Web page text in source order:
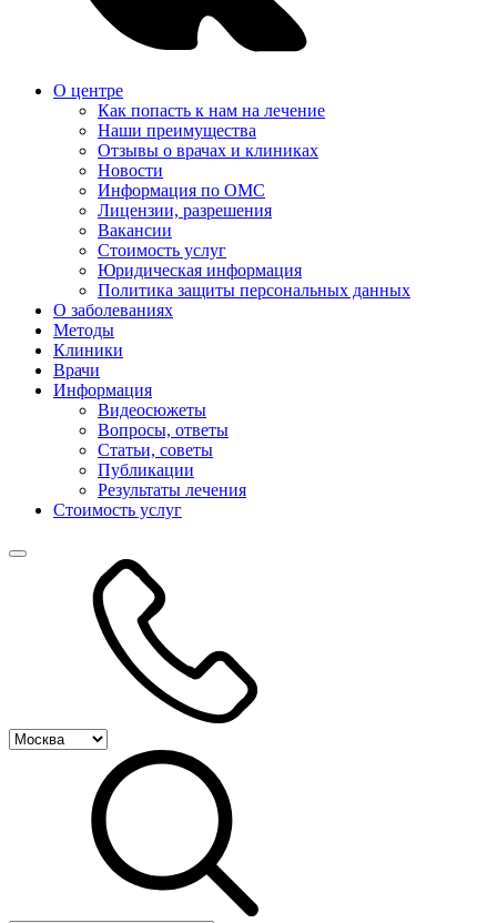
О центре
Как попасть к нам на лечение
Наши преимущества
Отзывы о врачах и клиниках
Новости
Информация по ОМС
Лицензии, разрешения
Вакансии
Стоимость услуг
Юридическая информация
Политика защиты персональных данных
О заболеваниях
Методы
Клиники
Врачи
Информация
Видеосюжеты
Вопросы, ответы
Статьи, советы
Публикации
Результаты лечения
Стоимость услуг